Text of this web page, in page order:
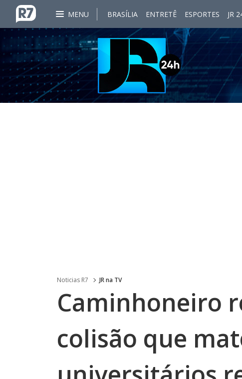
MENU BRASÍLIA ENTRETÊ ESPORTES JR
Noticias R7 JR na TV
Caminhoneiro
colisão que